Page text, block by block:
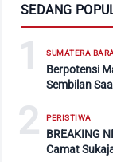
SEDANG
1 SUMATERA
Berpotensi
Sembilan
2 PERISTIWA
BREAKING
Camat